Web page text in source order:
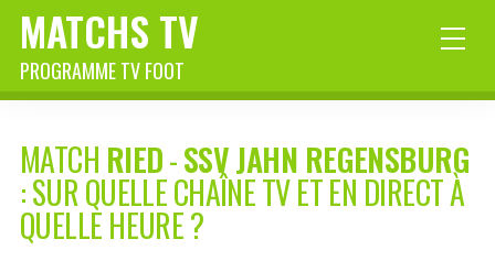
MATCHS TV
PROGRAMME TV FOOT
MATCH RIED-SSV JAHN REGENSBURG
: SUR QUELLE CHAÎNE TV ET EN DIRECT À
QUELLE HEURE ?